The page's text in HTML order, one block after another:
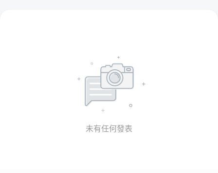
未有任何發表